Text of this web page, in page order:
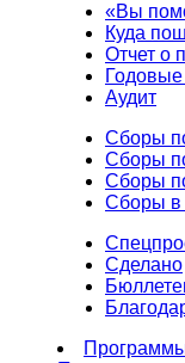
«Вы
Куда
Отчет о
Годовые
Аудит
Сборы
Сборы
Сборы
Сборы в
Сделано